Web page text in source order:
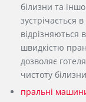
білизни та
зустрічається
відрізняються
швидкістю
дозволяє
чистоту
пральні